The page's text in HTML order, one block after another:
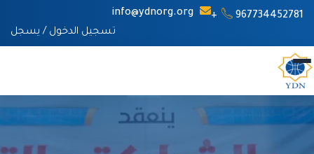
967734452781+
info@ydnorg.org
تسجيل الدخول / يسجل